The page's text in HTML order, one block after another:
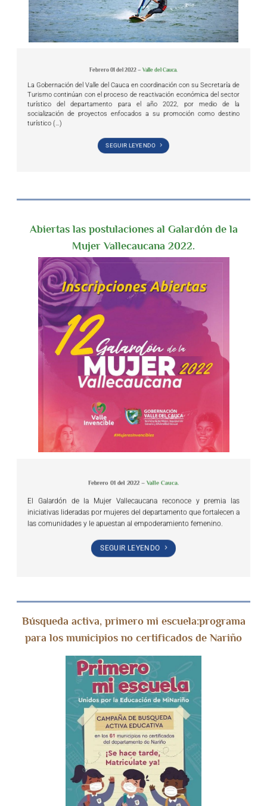
Febrero 01 del 2022 – Valle del Cauca.
La Gobernación del Valle del Cauca en coordinación con su Secretaría de
Turismo continúan con el proceso de reactivación económica del sector
turístico del departamento para el año 2022, por medio de la
socialización de proyectos enfocados a su promoción como destino
turístico (…)
SEGUIR LEYENDO
Abiertas las postulaciones al Galardón de la
Mujer Vallecaucana 2022.
Febrero 01 del 2022 –Valle Cauca.
El Galardón de la Mujer Vallecaucana reconoce y premia las
iniciativas lideradas por mujeres del departamento que fortalecen a
las comunidades y le apuestan al empoderamiento femenino.
SEGUIR LEYENDO
Búsqueda activa, primero mi escuela:programa
para los municipios no certificados de Nariño